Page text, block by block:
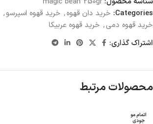
Categories: خرید دان قهوه, خرید قهوه اسپرسو,
خرید قهوه دمی, خرید قهوه عربیکا
اشتراک گذاری:
محصولات مرتبط
اتمام مو
جودی